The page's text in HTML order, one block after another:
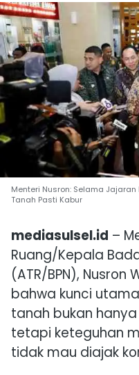
Menteri Nusron: Selama Jajaran
Tanah Pasti Kabur
mediasulsel.id –
Ruang/Kepala
(ATR/BPN), Nusron
bahwa kunci
tanah bukan
tetapi keteguhan
tidak mau diajak